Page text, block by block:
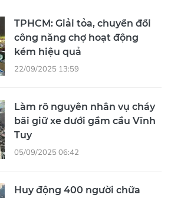
TPHCM: Giải tỏa, chuyển đổi
công năng chợ hoạt động
kém hiệu quả
22/09/2025 13:59
Làm rõ nguyên nhân vụ cháy
bãi giữ xe dưới gầm cầu Vĩnh
Tuy
05/09/2025 06:42
Huy động 400 người chữa